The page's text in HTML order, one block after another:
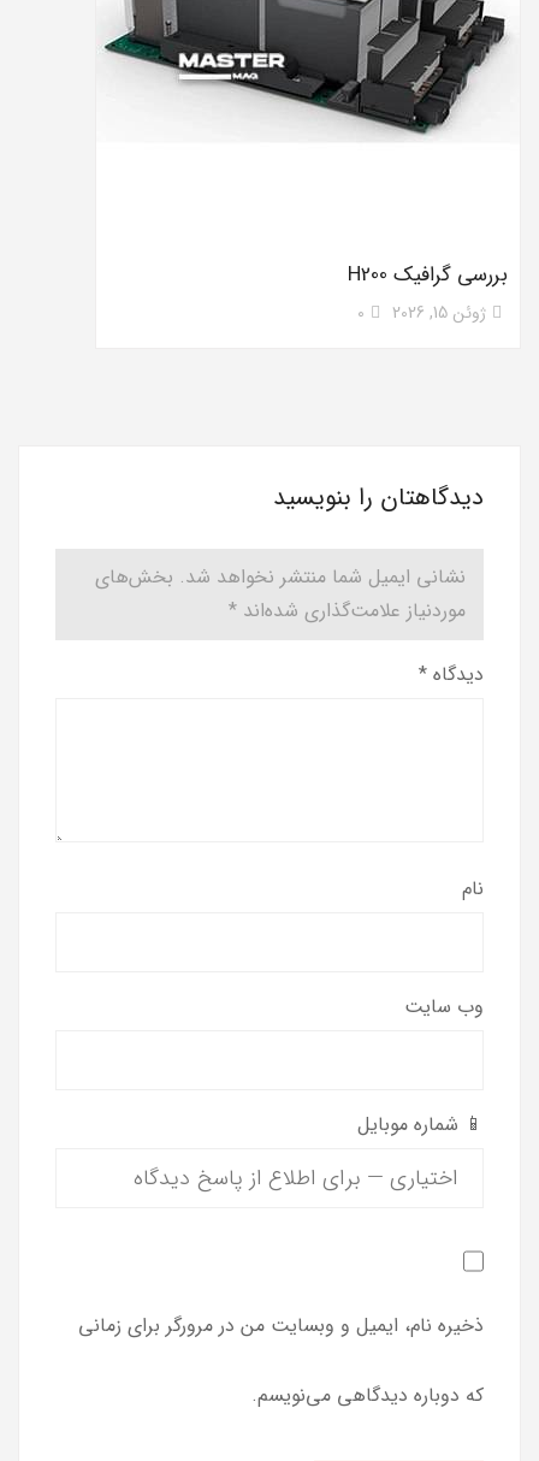
بررسی گرافیک H200
ژوئن 15, 2026 0
دیدگاهتان را بنویسید
نشانی ایمیل شما منتشر نخواهد شد. بخش‌های
موردنیاز علامت‌گذاری شده‌اند *
دیدگاه *
نام
وب‌ سایت
📱 شماره موبایل
ذخیره نام، ایمیل و وبسایت من در مرورگر برای زمانی
که دوباره دیدگاهی می‌نویسم.